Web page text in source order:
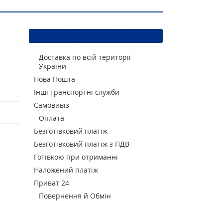
Доставка по всій території
України
Нова Пошта
Інші транспортні служби
Самовивіз
Оплата
Безготівковий платіж
Безготівковий платіж з ПДВ
Готівкою при отриманні
Наложений платіж
Приват 24
Повернення й Обмін